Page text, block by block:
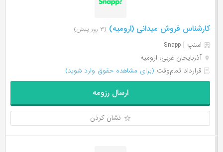
کارشناس فروش میدانی (ارومیه) (۳ روز پیش)
اسنپ | Snapp
آذربایجان غربی، ارومیه
قرارداد تمام‌وقت (برای مشاهده حقوق وارد شوید)
ارسال رزومه
نشان کردن